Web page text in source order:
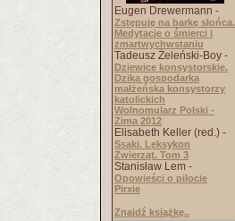
Eugen Drewermann -
Zstępuję na barkę słońca.
Medytacje o śmierci i
zmartwychwstaniu
Tadeusz Żeleński-Boy -
Dziewice konsystorskie.
Dzika gospodarka
małżeńska konsystorzy
katolickich
Wolnomularz Polski -
Zima 2012
Elisabeth Keller (red.) -
Ssaki. Leksykon
Zwierząt. Tom 3
Stanisław Lem -
Opowieści o pilocie
Pirxie
Znajdź książkę..